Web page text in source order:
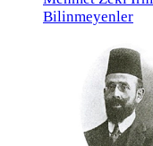
Bilinmeyenler